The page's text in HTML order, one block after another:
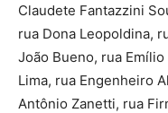
Claudete Fantazzini
rua Dona Leopoldina,
João Bueno, rua
Lima, rua Engenheiro
Antônio Zanetti, rua